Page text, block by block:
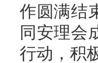
作圆满结
同安理会
行动，积